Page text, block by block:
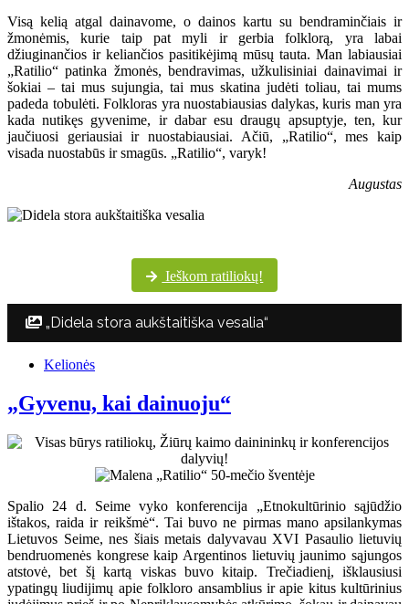
Visą kelią atgal dainavome, o dainos kartu su bendraminčiais ir
žmonėmis, kurie taip pat myli ir gerbia folklorą, yra labai
džiuginančios ir keliančios pasitikėjimą mūsų tauta. Man labiausiai
„Ratilio“ patinka žmonės, bendravimas, užkulisiniai dainavimai ir
šokiai – tai mus sujungia, tai mus skatina judėti toliau, tai mums
padeda tobulėti. Folkloras yra nuostabiausias dalykas, kuris man yra
kada nutikęs gyvenime, ir dabar esu draugų apsuptyje, ten, kur
jaučiuosi geriausiai ir nuostabiausiai. Ačiū, „Ratilio“, mes kaip
visada nuostabūs ir smagūs. „Ratilio“, varyk!
Augustas
Ieškom ratiliokų!
„Didela stora aukštaitiška vesalia“
Kelionės
„Gyvenu, kai dainuoju“
Spalio 24 d. Seime vyko konferencija „Etnokultūrinio sąjūdžio
ištakos, raida ir reikšmė“. Tai buvo ne pirmas mano apsilankymas
Lietuvos Seime, nes šiais metais dalyvavau XVI Pasaulio lietuvių
bendruomenės kongrese kaip Argentinos lietuvių jaunimo sąjungos
atstovė, bet šį kartą viskas buvo kitaip. Trečiadienį, išklausiusi
ypatingų liudijimų apie folkloro ansamblius ir apie kitus kultūrinius